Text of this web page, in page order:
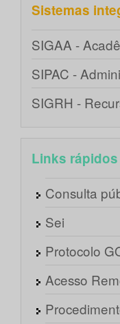
Sistemas
SIGAA -
SIPAC -
SIGRH -
Links rápidos
Consulta
Sei
Protocolo
Acesso